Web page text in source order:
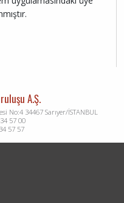
A.Ş.
No:4 34467 Sarıyer/İSTANBUL
57 00
57 57